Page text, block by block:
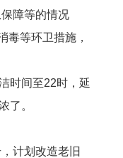
障等的情况
毒等环卫措施，
时间至22时，延
了。
计划改造老旧